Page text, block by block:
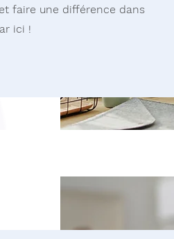
faire une différence dans
ici !